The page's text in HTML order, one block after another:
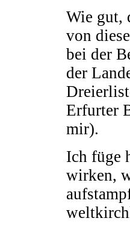
Wie gut,
von
bei der
der
Erfurter
mir).
Ich füge
wirken,